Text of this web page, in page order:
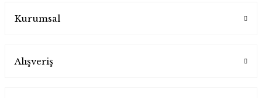
Kurumsal
Alışveriş